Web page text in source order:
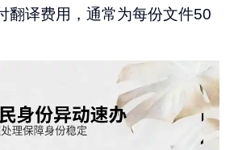
翻译费用，通常为每份文件50